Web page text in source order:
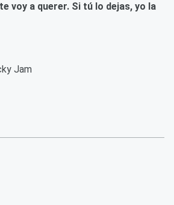
voy a querer. Si tú lo dejas, yo la
Jam